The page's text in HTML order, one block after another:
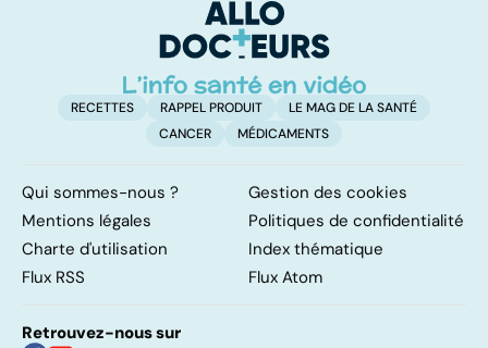
RECETTES RAPPEL PRODUIT
LE MAG DE LA SANTÉ
CANCER
MÉDICAMENTS
Qui sommes-nous ?
Gestion des cookies
Mentions légales
Politiques de confidentialité
Charte d'utilisation
Index thématique
Flux RSS
Flux Atom
Retrouvez-nous sur